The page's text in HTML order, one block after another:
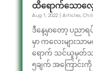
ထိရောက်သောလ
Aug 1, 2022| Articles,
ဒီနေ့မှာတော့ ပည
မှာ ကလေးများသာ
ရောက် သင်ယူမှတ်သ
၅ချက် အကြောင်းကို